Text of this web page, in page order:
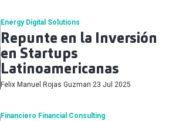
Energy Digital Solutions
Repunte en la Inversión
en Startups
Latinoamericanas
Felix Manuel Rojas Guzman 23 Jul 2025
Financiero Financial Consulting